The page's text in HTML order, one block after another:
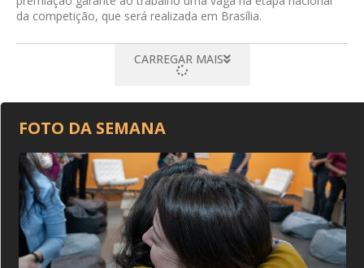
da competição, que será realizada em Brasília.
CARREGAR MAIS
FOTO DA SEMANA